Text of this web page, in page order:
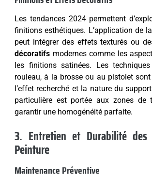
Les tendances 2024 permettent
finitions esthétiques. L’application de la
peut intégrer des effets texturés ou
décoratifs modernes comme les
les finitions satinées. Les
rouleau, à la brosse ou au pistolet
l’effet recherché et la nature du
particulière est portée aux zones de
garantir une homogénéité parfaite.
3. Entretien et Durabilité des
Peinture
Maintenance Préventive